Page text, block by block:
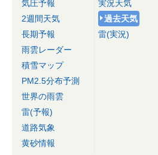
気圧予報
2週間天気
長期予報
雨雲レーダー
積雪マップ
PM2.5分布予測
世界の雨雲
雷(予報)
道路気象
黄砂情報
実況天気
過去天気
雷(実況)